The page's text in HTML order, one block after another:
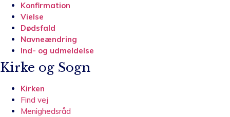
Konfirmation
Vielse
Dødsfald
Navneændring
Ind- og udmeldelse
Kirke og Sogn
Kirken
Find vej
Menighedsråd